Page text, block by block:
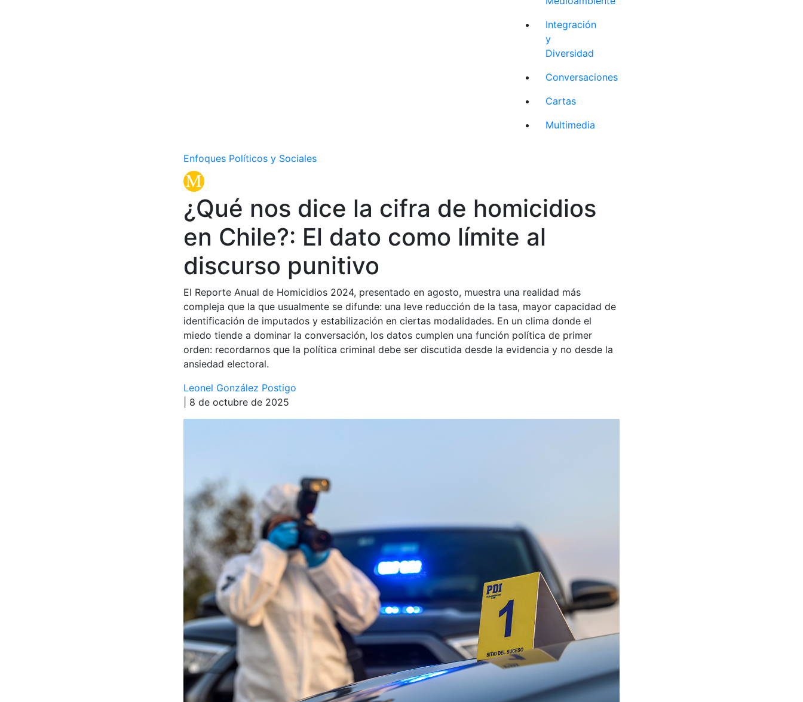
Integración
y
Diversidad
Conversaciones
Cartas
Multimedia
Enfoques Políticos y Sociales
¿Qué nos dice la cifra de homicidios
en Chile?: El dato como límite al
discurso punitivo
El Reporte Anual de Homicidios 2024, presentado en agosto, muestra una realidad más
compleja que la que usualmente se difunde: una leve reducción de la tasa, mayor capacidad de
identificación de imputados y estabilización en ciertas modalidades. En un clima donde el
miedo tiende a dominar la conversación, los datos cumplen una función política de primer
orden: recordarnos que la política criminal debe ser discutida desde la evidencia y no desde la
ansiedad electoral.
Leonel González Postigo
| 8 de octubre de 2025